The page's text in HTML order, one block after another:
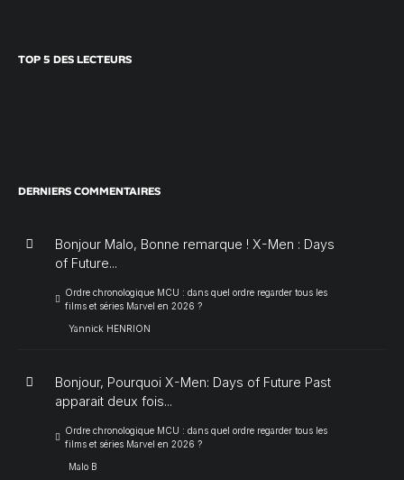
TOP 5 DES LECTEURS
DERNIERS COMMENTAIRES
Bonjour Malo, Bonne remarque ! X-Men : Days
of Future...
Ordre chronologique MCU : dans quel ordre regarder tous les
films et séries Marvel en 2026 ?
Yannick HENRION
Bonjour, Pourquoi X-Men: Days of Future Past
apparait deux fois...
Ordre chronologique MCU : dans quel ordre regarder tous les
films et séries Marvel en 2026 ?
Malo B